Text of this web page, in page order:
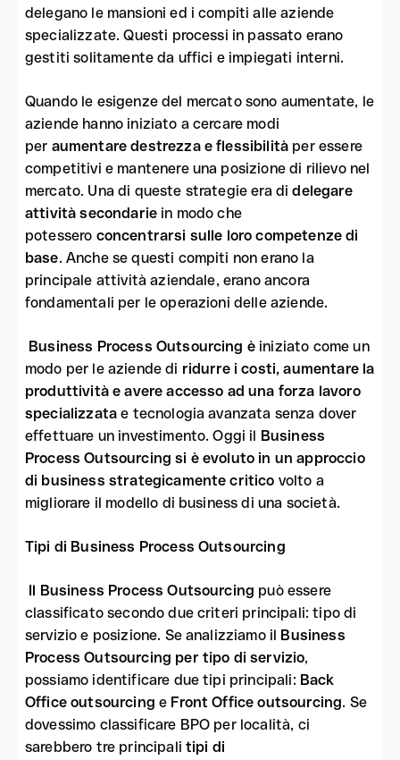
delegano le mansioni ed i compiti alle aziende
specializzate. Questi processi in passato erano
gestiti solitamente da uffici e impiegati interni.
Quando le esigenze del mercato sono aumentate, le
aziende hanno iniziato a cercare modi
per aumentare destrezza e flessibilità per essere
competitivi e mantenere una posizione di rilievo nel
mercato. Una di queste strategie era didelegare
attività secondarie in modo che
potessero concentrarsi sulle loro competenze di
base. Anche se questi compiti non erano la
principale attività aziendale, erano ancora
fondamentali per le operazioni delle aziende.
Business Process Outsourcing èiniziato come un
modo per le aziende di ridurre i costi, aumentare la
produttività e avere accesso ad una forza lavoro
specializzatae tecnologia avanzata senza dover
effettuare un investimento. Oggi il Business
Process Outsourcing si è evoluto in un approccio
di business strategicamente critico volto a
migliorare il modello di business di una società.
Tipi di Business Process Outsourcing
Il Business Process Outsourcing può essere
classificato secondo due criteri principali: tipo di
servizio e posizione. Se analizziamo il Business
Process Outsourcing per tipo di servizio,
possiamo identificare due tipi principali: Back
Office outsourcinge Front Office outsourcing. Se
dovessimo classificare BPO per località, ci
sarebbero tre principalitipi di